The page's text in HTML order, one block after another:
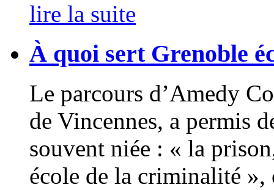
lire la suite
À quoi sert Grenoble
Le parcours d’Amedy
de Vincennes, a permis
souvent niée : « la
école de la criminalité